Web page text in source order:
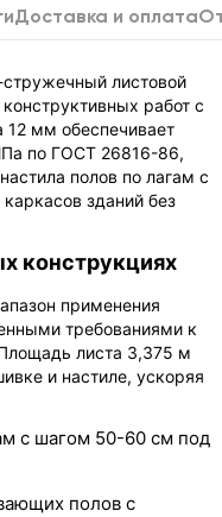
Доставка и оплата
листовой
работ с
мм обеспечивает
по ГОСТ 26816-86,
полов по лагам с
зданий без
конструкциях
применения
требованиями к
листа 3,375 м
и настиле, ускоряя
с шагом 50-60 см под
полов с